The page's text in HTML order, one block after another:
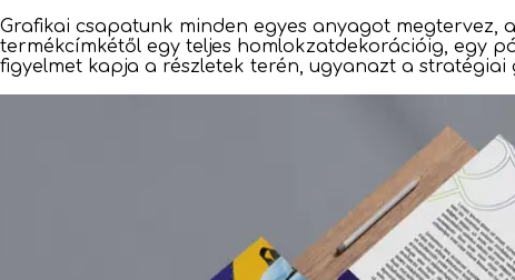
Grafikai csapatunk minden egyes anyagot megtervez,
termékcímkétől egy teljes homlokzatdekorációig, egy
figyelmet kapja a részletek terén, ugyanazt a